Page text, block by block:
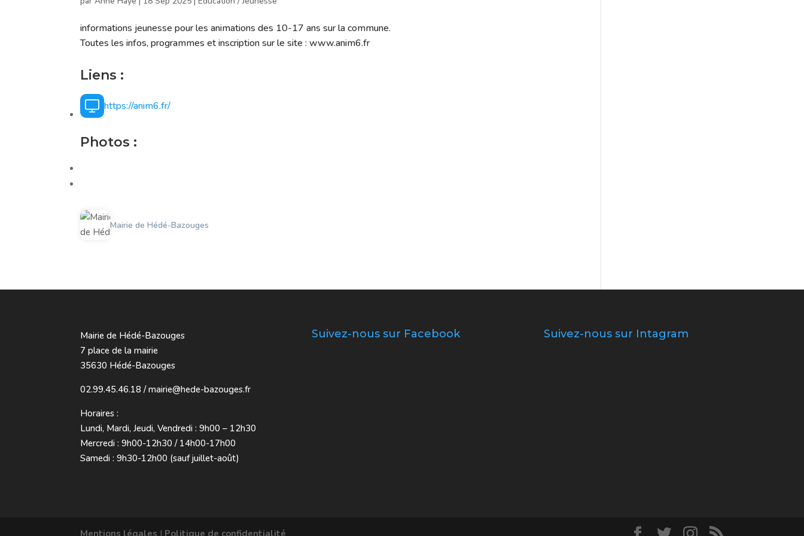
informations jeunesse pour les animations des 10-17 ans sur la commune.
Toutes les infos, programmes et inscription sur le site : www.anim6.fr
Liens :
https://anim6.fr/
Photos :
Mairie de Hédé-Bazouges
Mairie de Hédé-Bazouges
7 place de la mairie
35630 Hédé-Bazouges
02.99.45.46.18 / mairie@hede-bazouges.fr
Horaires :
Lundi, Mardi, Jeudi, Vendredi : 9h00 – 12h30
Mercredi : 9h00-12h30 / 14h00-17h00
Samedi : 9h30-12h00 (sauf juillet-août)
Suivez-nous sur Facebook Suivez-nous sur Intagram
Mentions légales | Politique de confidentialité